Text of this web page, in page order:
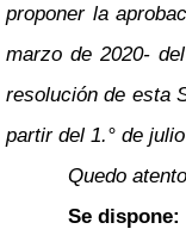
proponer la
marzo de 2020-
resolución de esta
partir del 1.° de
Quedo
Se dispone: